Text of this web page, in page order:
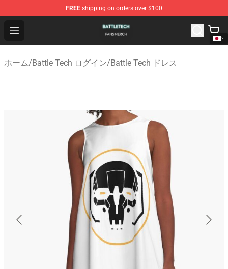
FREE shipping on orders over $100
Open menu
Battle Tech Shop - Official Battle Tech Merchandise Store
ホーム/Battle Tech ログイン/Battle Tech ドレス